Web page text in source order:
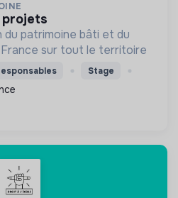
projets
patrimoine bâti et du
sur tout le territoire
Stage